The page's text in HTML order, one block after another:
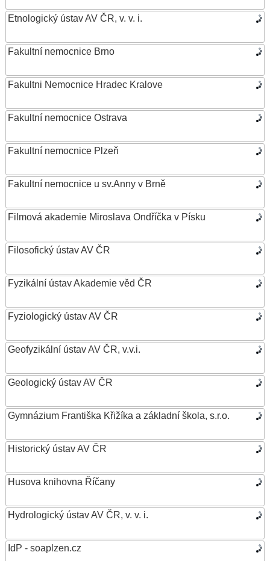
Etnologický ústav AV ČR, v. v. i.
Fakultní nemocnice Brno
Fakultni Nemocnice Hradec Kralove
Fakultní nemocnice Ostrava
Fakultní nemocnice Plzeň
Fakultní nemocnice u sv.Anny v Brně
Filmová akademie Miroslava Ondříčka v Písku
Filosofický ústav AV ČR
Fyzikální ústav Akademie věd ČR
Fyziologický ústav AV ČR
Geofyzikální ústav AV ČR, v.v.i.
Geologický ústav AV ČR
Gymnázium Františka Křižíka a základní škola, s.r.o.
Historický ústav AV ČR
Husova knihovna Říčany
Hydrologický ústav AV ČR, v. v. i.
IdP - soaplzen.cz